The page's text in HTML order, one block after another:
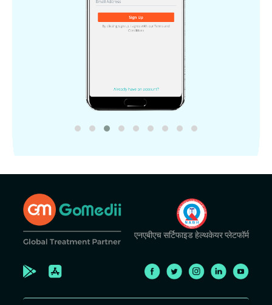
एनएबीएच सर्टिफाइड हेल्थकेयर प्लेटफॉर्म